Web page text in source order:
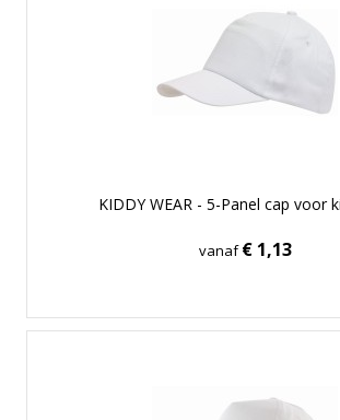
KIDDY WEAR - 5-Panel cap voor
vanaf€ 1,13